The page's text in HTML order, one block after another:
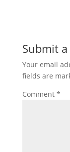
Submit
Your email
fields are
Comment *